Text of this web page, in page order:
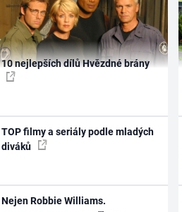
10 nejlepších dílů Hvězdné brány
TOP filmy a seriály podle mladých
diváků
Nejen Robbie Williams.